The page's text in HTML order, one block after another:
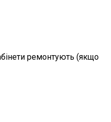
ремонтують (якщо